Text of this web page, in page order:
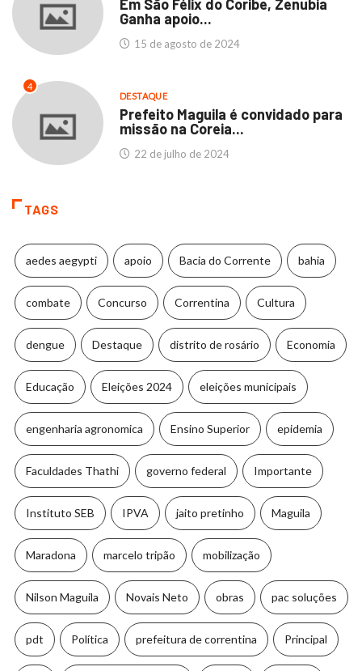
Em São Félix do Coribe, Zenubia
Ganha apoio...
15 de agosto de 2024
4
DESTAQUE
Prefeito Maguila é convidado para
missão na Coreia...
22 de julho de 2024
TAGS
aedes aegypti apoio Bacia do Corrente bahia
combate Concurso Correntina Cultura
dengue Destaque distrito de rosário Economia
Educação Eleições 2024 eleições municipais
engenharia agronomica Ensino Superior epidemia
Faculdades Thathi governo federal Importante
Instituto SEB IPVA jaito pretinho Maguila
Maradona marcelo tripão mobilização
Nilson Maguila Novais Neto obras pac soluções
pdt Política prefeitura de correntina Principal